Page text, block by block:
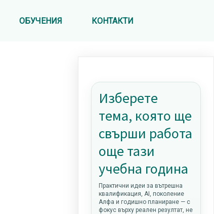
ОБУЧЕНИЯ КОНТАКТИ
Изберете
тема, която ще
свърши работа
още тази
учебна година
Практични идеи за вътрешна
квалификация, AI, поколение
Алфа и годишно планиране — с
фокус върху реален резултат, не